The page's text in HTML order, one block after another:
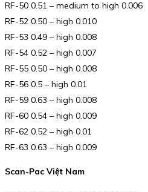
RF-50 0.51 – medium to high 0.006
RF-52 0.50 – high 0.010
RF-53 0.49 – high 0.008
RF-54 0.52 – high 0.007
RF-55 0.50 – high 0.008
RF-56 0.5 – high 0.01
RF-59 0.63 – high 0.008
RF-60 0.54 – high 0.009
RF-62 0.52 – high 0.01
RF-63 0.63 – high 0.009
Scan-Pac Việt Nam